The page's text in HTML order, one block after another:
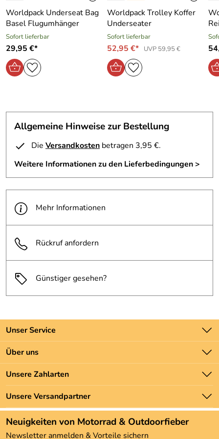
Farbe: grau
Worldpack Underseat Bag
Basel Flugumhänger
Sofort lieferbar
29,95 €*
Worldpack Trolley Koffer
Underseater
Sofort lieferbar
52,95 €* UVP 59,95 €
Allgemeine Hinweise zur Bestellung
Die Versandkosten betragen 3,95 €.
Weitere Informationen zu den Lieferbedingungen >
Mehr Informationen
Rückruf anfordern
Günstiger gesehen?
Unser Service
Kontakt
Batteriegesetz
Newsletter
Zahlung und Versand
Über uns
Unsere Bestseller
Marken
Neu
Angebote
Kundenbewertungen (3.493)
Unsere Zahlarten
Unsere Versandpartner
Neuigkeiten von Motorrad & Outdoorfieber
Newsletter anmelden & Vorteile sichern